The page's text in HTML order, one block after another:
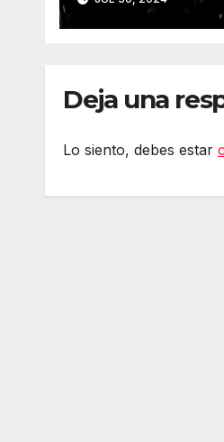
32 – Party
2024
Deja una
Lo siento, debes estar